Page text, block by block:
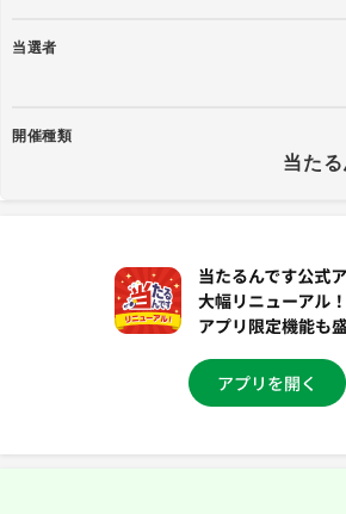
当選者
開催種類
当た